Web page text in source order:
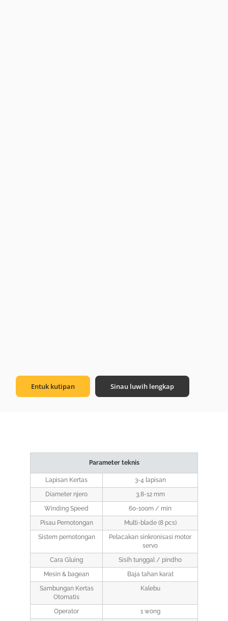
Entuk kutipan Sinau luwih lengkap
Parameter teknis
Lapisan Kertas
3-4 lapisan
Diameter njero
3,8-12 mm
Winding Speed
60-100m / min
Pisau Pemotongan
Multi-blade (8 pcs)
Sistem pemotongan
Pelacakan sinkronisasi motor
servo
Cara Gluing
Sisih tunggal / pindho
Mesin & bagean
Baja tahan karat
Sambungan Kertas
Otomatis
Kalebu
Operator
1 wong